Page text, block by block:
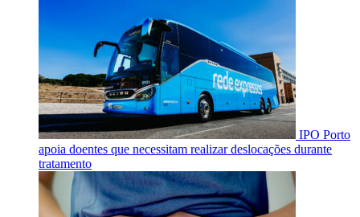
IPO Porto
apoia doentes que necessitam realizar deslocações durante
tratamento